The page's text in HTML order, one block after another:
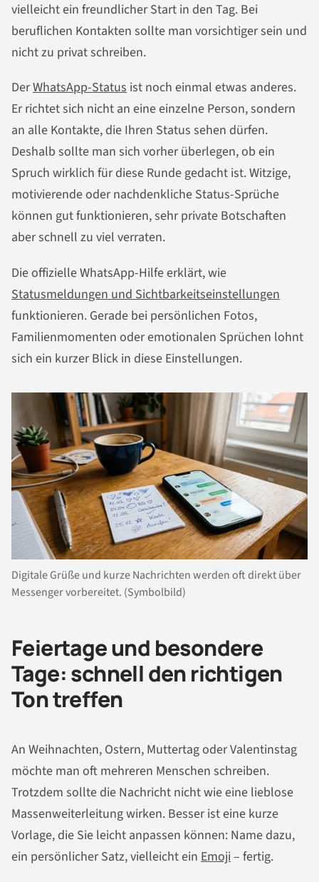
vielleicht ein freundlicher Start in den Tag. Bei
beruflichen Kontakten sollte man vorsichtiger sein und
nicht zu privat schreiben.
DerWhatsApp-Status ist noch einmal etwas anderes.
Er richtet sich nicht an eine einzelne Person, sondern
an alle Kontakte, die Ihren Status sehen dürfen.
Deshalb sollte man sich vorher überlegen, ob ein
Spruch wirklich für diese Runde gedacht ist. Witzige,
motivierende oder nachdenkliche Status-Sprüche
können gut funktionieren, sehr private Botschaften
aber schnell zu viel verraten.
Die offizielle WhatsApp-Hilfe erklärt, wie
Statusmeldungen und Sichtbarkeitseinstellungen
funktionieren. Gerade bei persönlichen Fotos,
Familienmomenten oder emotionalen Sprüchen lohnt
sich ein kurzer Blick in diese Einstellungen.
Digitale Grüße und kurze Nachrichten werden oft direkt über
Messenger vorbereitet. (Symbolbild)
Feiertage und besondere
Tage: schnell den richtigen
Ton treffen
An Weihnachten, Ostern, Muttertag oder Valentinstag
möchte man oft mehreren Menschen schreiben.
Trotzdem sollte die Nachricht nicht wie eine lieblose
Massenweiterleitung wirken. Besser ist eine kurze
Vorlage, die Sie leicht anpassen können: Name dazu,
ein persönlicher Satz, vielleicht ein Emoji– fertig.